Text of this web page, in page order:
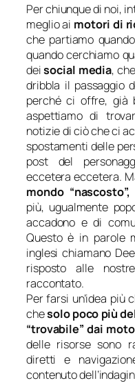
Per chiunque di noi,
meglio ai motori di
che partiamo
quando cerchiamo
deisocial media,
dribbla il passaggio
perché ci offre, già
aspettiamo di
notizie di ciò che ci
spostamenti delle
post del
eccetera eccetera.
mondo “nascosto”,
più, ugualmente
accadono e di
Questo è in parole
inglesi chiamano
risposto alle
raccontato.
Per farsi un’idea più
chesolo poco più
“trovabile” dai
delle risorse sono
diretti e
contenuto